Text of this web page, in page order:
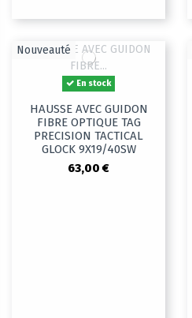
Nouveauté
En stock
HAUSSE AVEC GUIDON
FIBRE OPTIQUE TAG
PRECISION TACTICAL
GLOCK 9X19/40SW
63,00 €